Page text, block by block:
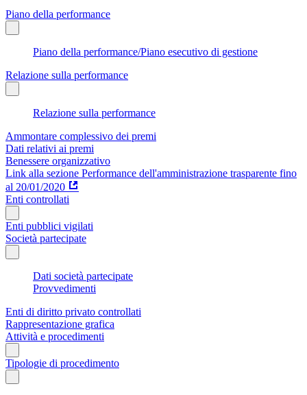
Piano della performance
Piano della performance/Piano esecutivo di gestione
Relazione sulla performance
Relazione sulla performance
Ammontare complessivo dei premi
Dati relativi ai premi
Benessere organizzativo
Link alla sezione Performance dell'amministrazione trasparente fino
al 20/01/2020
Enti controllati
Enti pubblici vigilati
Società partecipate
Dati società partecipate
Provvedimenti
Enti di diritto privato controllati
Rappresentazione grafica
Attività e procedimenti
Tipologie di procedimento